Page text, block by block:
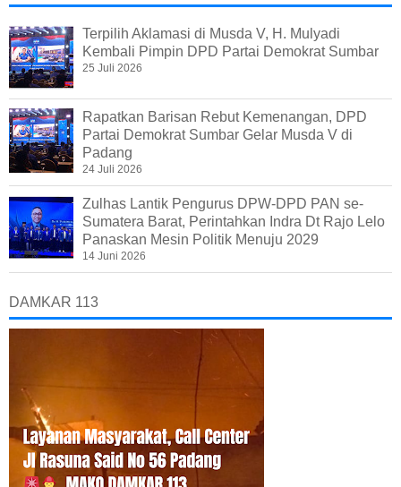
Terpilih Aklamasi di Musda V, H. Mulyadi
Kembali Pimpin DPD Partai Demokrat Sumbar
25 Juli 2026
Rapatkan Barisan Rebut Kemenangan, DPD
Partai Demokrat Sumbar Gelar Musda V di
Padang
24 Juli 2026
Zulhas Lantik Pengurus DPW-DPD PAN se-
Sumatera Barat, Perintahkan Indra Dt Rajo Lelo
Panaskan Mesin Politik Menuju 2029
14 Juni 2026
DAMKAR 113